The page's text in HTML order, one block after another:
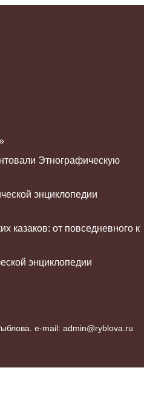
Этнографическую
энциклопедии
казаков: от повседневного к
энциклопедии
e-mail: admin@ryblova.ru